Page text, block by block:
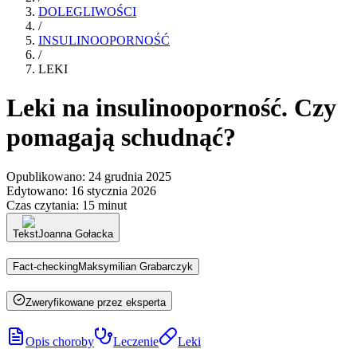
DOLEGLIWOŚCI
/
INSULINOOPORNOŚĆ
/
LEKI
Leki na insulinooporność. Czy
pomagają schudnąć?
Opublikowano: 24 grudnia 2025
Edytowano: 16 stycznia 2026
Czas czytania: 15 minut
TekstJoanna Gołacka
Fact-checkingMaksymilian Grabarczyk
Zweryfikowane przez eksperta
Opis choroby Leczenie
Leki